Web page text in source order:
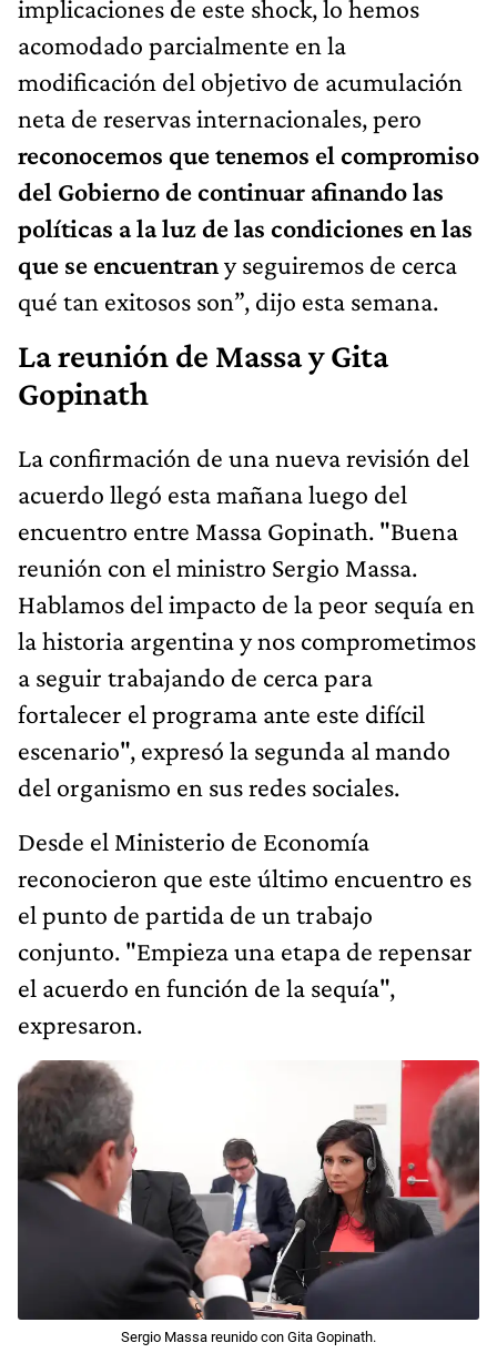
implicaciones de este shock, lo hemos
acomodado parcialmente en la
modificación del objetivo de acumulación
neta de reservas internacionales, pero
reconocemos que tenemos el compromiso
del Gobierno de continuar afinando las
políticas a la luz de las condiciones en las
que se encuentrany seguiremos de cerca
qué tan exitosos son”, dijo esta semana.
La reunión de Massa y Gita
Gopinath
La confirmación de una nueva revisión del
acuerdo llegó esta mañana luego del
encuentro entre Massa Gopinath. "Buena
reunión con el ministro Sergio Massa.
Hablamos del impacto de la peor sequía en
la historia argentina y nos comprometimos
a seguir trabajando de cerca para
fortalecer el programa ante este difícil
escenario", expresó la segunda al mando
del organismo en sus redes sociales.
Desde el Ministerio de Economía
reconocieron que este último encuentro es
el punto de partida de un trabajo
conjunto. "Empieza una etapa de repensar
el acuerdo en función de la sequía",
expresaron.
Sergio Massa reunido con Gita Gopinath.